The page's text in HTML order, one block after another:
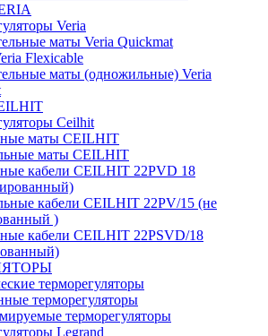
Veria
маты Veria Quickmat
Flexicable
маты (одножильные) Veria
Ceilhit
маты CEILHIT
маты CEILHIT
кабели CEILHIT 22PVD 18
кабели CEILHIT 22PV/15 (не
)
кабели CEILHIT 22PSVD/18
терморегуляторы
терморегуляторы
терморегуляторы
Legrand